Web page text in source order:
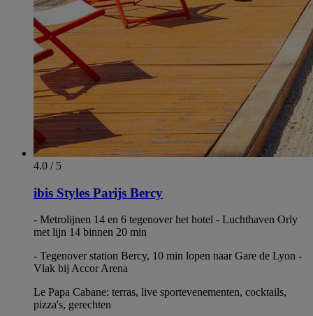
4.0 / 5
ibis Styles Parijs Bercy
- Metrolijnen 14 en 6 tegenover het hotel - Luchthaven Orly
met lijn 14 binnen 20 min
- Tegenover station Bercy, 10 min lopen naar Gare de Lyon -
Vlak bij Accor Arena
Le Papa Cabane: terras, live sportevenementen, cocktails,
pizza's, gerechten